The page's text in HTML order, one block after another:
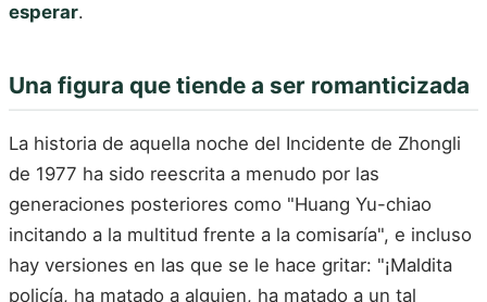
esperar.
Una figura que tiende a ser romanticizada
La historia de aquella noche del Incidente de Zhongli
de 1977 ha sido reescrita a menudo por las
generaciones posteriores como "Huang Yu-chiao
incitando a la multitud frente a la comisaría", e incluso
hay versiones en las que se le hace gritar: "¡Maldita
policía, ha matado a alguien, ha matado a un tal